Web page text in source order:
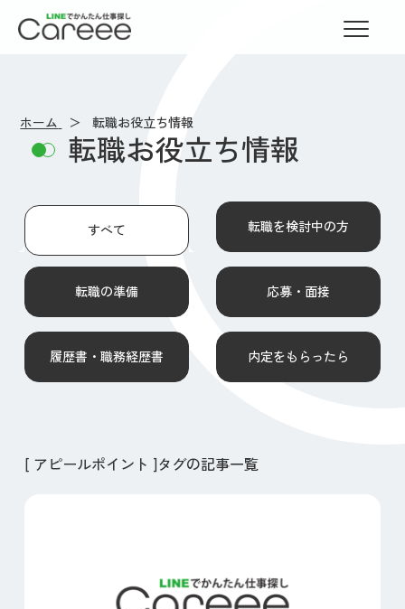
LINEでかんたん仕事探し Careee
ホーム 転職お役立ち情報
転職お役立ち情報
すべて 転職を検討中の方
転職の準備 応募・面接
履歴書・職務経歴書 内定をもらったら
[ アピールポイント ]タグの記事一覧